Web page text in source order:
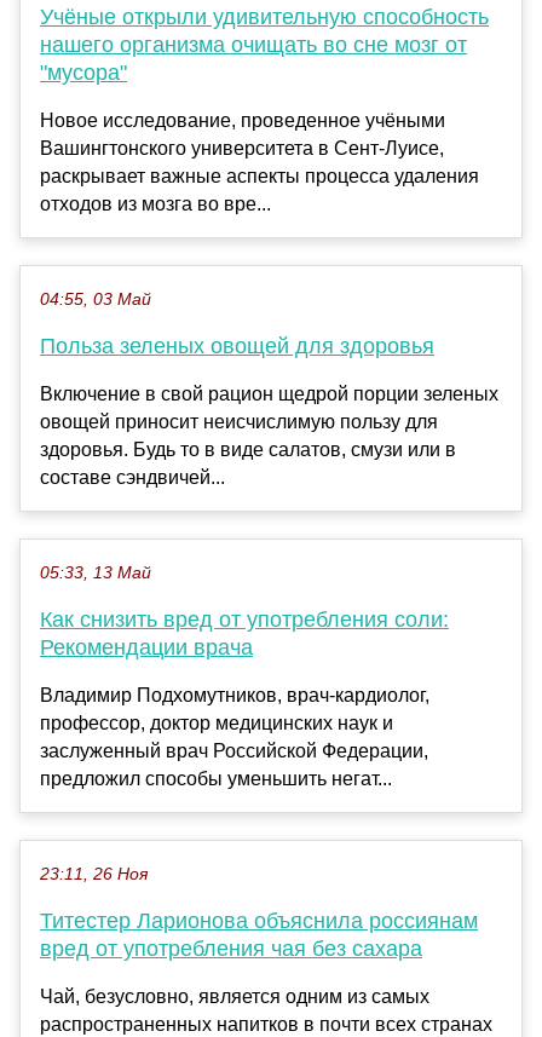
Учёные открыли удивительную способность
нашего организма очищать во сне мозг от
"мусора"
Новое исследование, проведенное учёными
Вашингтонского университета в Сент-Луисе,
раскрывает важные аспекты процесса удаления
отходов из мозга во вре...
04:55, 03 Май
Польза зеленых овощей для здоровья
Включение в свой рацион щедрой порции зеленых
овощей приносит неисчислимую пользу для
здоровья. Будь то в виде салатов, смузи или в
составе сэндвичей...
05:33, 13 Май
Как снизить вред от употребления соли:
Рекомендации врача
Владимир Подхомутников, врач-кардиолог,
профессор, доктор медицинских наук и
заслуженный врач Российской Федерации,
предложил способы уменьшить негат...
23:11, 26 Ноя
Титестер Ларионова объяснила россиянам
вред от употребления чая без сахара
Чай, безусловно, является одним из самых
распространенных напитков в почти всех странах